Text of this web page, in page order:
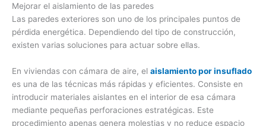
Mejorar el aislamiento de las paredes
Las paredes exteriores son uno de los principales puntos de
pérdida energética. Dependiendo del tipo de construcción,
existen varias soluciones para actuar sobre ellas.
En viviendas con cámara de aire, el aislamiento por insuflado
es una de las técnicas más rápidas y eficientes. Consiste en
introducir materiales aislantes en el interior de esa cámara
mediante pequeñas perforaciones estratégicas. Este
procedimiento apenas genera molestias y no reduce espacio